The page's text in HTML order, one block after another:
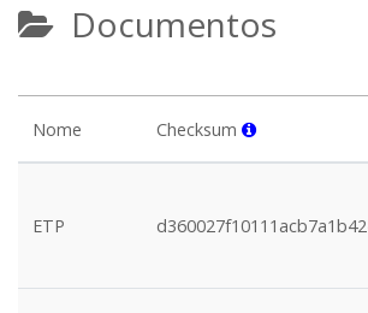
Documentos
Nome Checksum
ETP